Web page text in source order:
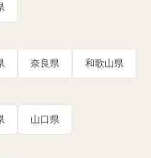
奈良県 和歌山県
山口県